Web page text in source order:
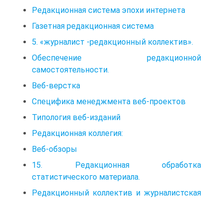
Редакционная система эпохи интернета
Газетная редакционная система
5. «журналист -редакционный коллектив».
Обеспечение редакционной
самостоятельности.
Веб-верстка
Специфика менеджмента веб-проектов
Типология веб-изданий
Редакционная коллегия:
Веб-обзоры
15. Редакционная обработка
статистического материала.
Редакционный коллектив и журналистская